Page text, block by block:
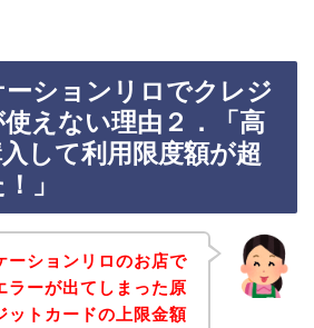
ションリロでクレジ
えない理由２．「高
して利用限度額が超
」
ーションリロのお店で
ラーが出てしまった原
ットカードの上限金額